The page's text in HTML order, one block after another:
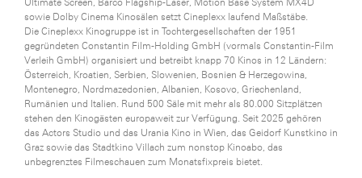
Ultimate Screen, Barco Flagship-Laser, Motion Base System MX4D
sowie Dolby Cinema Kinosälen setzt Cineplexx laufend Maßstäbe.
Die Cineplexx Kinogruppe ist in Tochtergesellschaften der 1951
gegründeten Constantin Film-Holding GmbH (vormals Constantin-Film
Verleih GmbH) organisiert und betreibt knapp 70 Kinos in 12 Ländern:
Österreich, Kroatien, Serbien, Slowenien, Bosnien & Herzegowina,
Montenegro, Nordmazedonien, Albanien, Kosovo, Griechenland,
Rumänien und Italien. Rund 500 Säle mit mehr als 80.000 Sitzplätzen
stehen den Kinogästen europaweit zur Verfügung. Seit 2025 gehören
das Actors Studio und das Urania Kino in Wien, das Geidorf Kunstkino in
Graz sowie das Stadtkino Villach zum nonstop Kinoabo, das
unbegrenztes Filmeschauen zum Monatsfixpreis bietet.